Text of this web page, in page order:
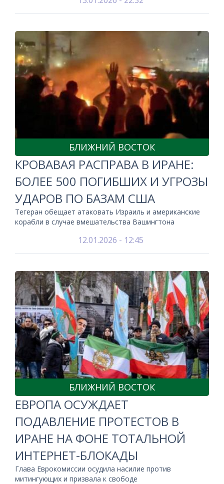
БЛИЖНИЙ ВОСТОК
КРОВАВАЯ РАСПРАВА В ИРАНЕ:
БОЛЕЕ 500 ПОГИБШИХ И УГРОЗЫ
УДАРОВ ПО БАЗАМ США
Тегеран обещает атаковать Израиль и американские
корабли в случае вмешательства Вашингтона
12.01.2026 - 12:45
БЛИЖНИЙ ВОСТОК
ЕВРОПА ОСУЖДАЕТ
ПОДАВЛЕНИЕ ПРОТЕСТОВ В
ИРАНЕ НА ФОНЕ ТОТАЛЬНОЙ
ИНТЕРНЕТ-БЛОКАДЫ
Глава Еврокомиссии осудила насилие против
митингующих и призвала к свободе